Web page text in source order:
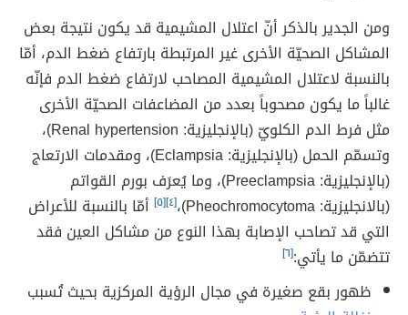
ومن الجدير بالذكر أنّ اعتلال المشيمية قد يكون نتيجة بعض
المشاكل الصحيّة الأخرى غير المرتبطة بارتفاع ضغط الدم، أمّا
بالنسبة لاعتلال المشيمية المصاحب لارتفاع ضغط الدم فإنّه
غالباً ما يكون مصحوباً بعدد من المضاعفات الصحيّة الأخرى
مثل فرط الدم الكلويّ (بالإنجليزية: Renal hypertension)،
وتسمّم الحمل (بالإنجليزية: Eclampsia)، ومقدمات الارتعاج
(بالإنجليزية: Preeclampsia)، وما يُعرَف بورم القواتم
(بالانجليزية: Pheochromocytoma)،
[٤] [٥]
أمّا بالنسبة للأعراض
التي قد تصاحب الإصابة بهذا النوع من مشاكل العين فقد
تتضمّن ما يأتي:[٦]
ظهور بقع صغيرة في مجال الرؤية المركزية بحيث تُسبب